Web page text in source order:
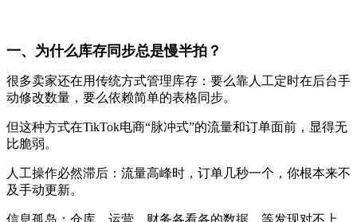
一、为什么库存同步总是慢半拍？
很多卖家还在用传统方式管理库存：要么靠人工定时在后台手
动修改数量，要么依赖简单的表格同步。
但这种方式在TikTok电商“脉冲式”的流量和订单面前，显得无
比脆弱。
人工操作必然滞后：流量高峰时，订单几秒一个，你根本来不
及手动更新。
信息孤岛：仓库、运营、财务各看各的数据，等发现对不上